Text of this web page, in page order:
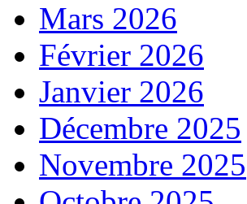
Mars 2026
Février 2026
Janvier 2026
Décembre 2025
Novembre 2025